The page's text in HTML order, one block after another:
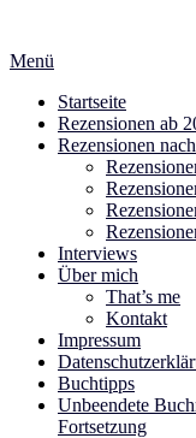
springen
Menü
Startseite
Rezensionen ab
Rezensionen
Interviews
Über mich
That’s me
Kontakt
Impressum
Buchtipps
Unbeendete
Fortsetzung